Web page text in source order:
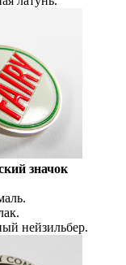
значок
нейзильбер.